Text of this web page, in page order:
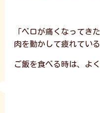
「ベロが痛くなってき
肉を動かして疲れてい
ご飯を食べる時は、よ